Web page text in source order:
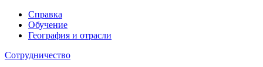
Справка
Обучение
География и отрасли
Сотрудничество